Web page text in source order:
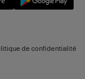
de confidentialité